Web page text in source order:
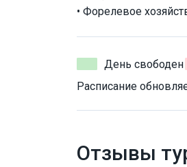
‭• Форелевое
День свободен
Расписание
Отзывы